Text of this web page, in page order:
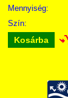
Mennyiség:
Szín:
Kosárba